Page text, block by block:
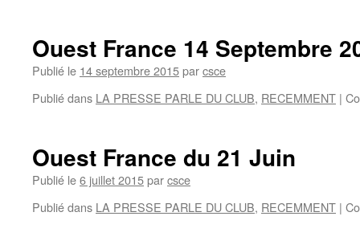
Ouest France 14 Septembre
Publié le 14 septembre 2015parcsce
Publié dans LA PRESSE PARLE DU CLUB, RECEMMENT |
Ouest France du 21 Juin
Publié le6 juillet 2015parcsce
Publié dans LA PRESSE PARLE DU CLUB, RECEMMENT |